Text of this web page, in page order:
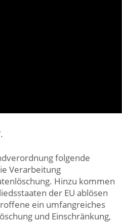
folgende
Verarbeitung
Hinzu kommen
der EU ablösen
ein umfangreiches
und Einschränkung,